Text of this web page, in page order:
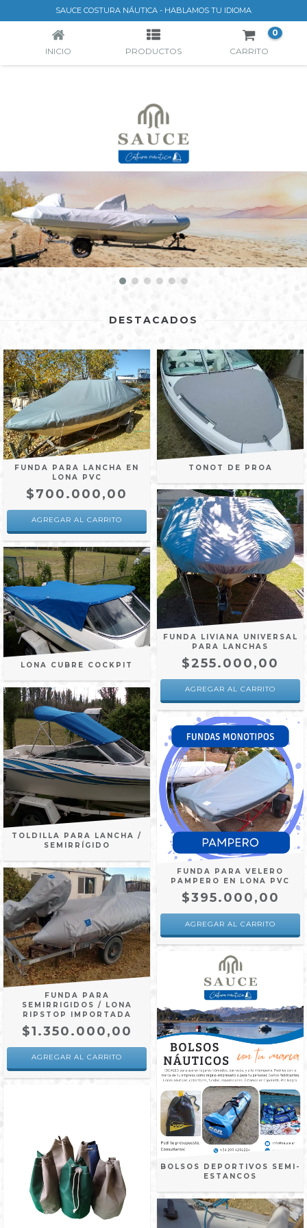
SAUCE COSTURA NÁUTICA - HABLAMOS TU IDIOMA
INICIO
INICIO PRODUCTOS CARRITO
0
DESTACADOS
FUNDA PARA LANCHA EN
LONA PVC
$700.000,00
AGREGAR AL CARRITO
TONOT DE PROA
LONA CUBRE COCKPIT
FUNDA LIVIANA UNIVERSAL
PARA LANCHAS
$255.000,00
AGREGAR AL CARRITO
TOLDILLA PARA LANCHA /
SEMIRRÍGIDO
FUNDA PARA VELERO
PAMPERO EN LONA PVC
$395.000,00
FUNDA PARA
SEMIRRIGIDOS / LONA
RIPSTOP IMPORTADA
$1.350.000,00
AGREGAR AL CARRITO
BOLSOS DEPORTIVOS SEMI-
ESTANCOS